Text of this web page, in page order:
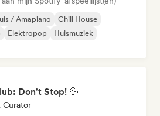
/ Amapiano
Chill House
Elektropop
Huismuziek
Don't Stop! 💦
Curator